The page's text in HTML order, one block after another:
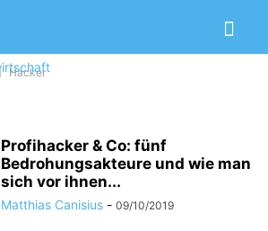
Hacker
Profihacker & Co: fünf
Bedrohungsakteure und wie man
sich vor ihnen...
Matthias Canisius - 09/10/2019